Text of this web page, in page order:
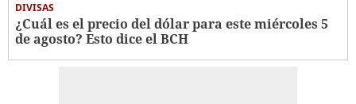
DIVISAS
¿Cuál es el precio del dólar para este miércoles 5
de agosto? Esto dice el BCH